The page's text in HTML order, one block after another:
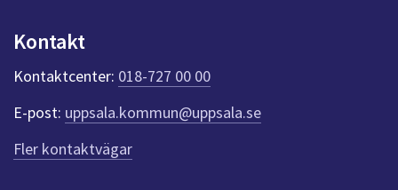
k
t
e
f
r
d
Kontakt
Kontaktcenter: 018-727 00 00
E-post: uppsala.kommun@uppsala.se
Fler kontaktvägar